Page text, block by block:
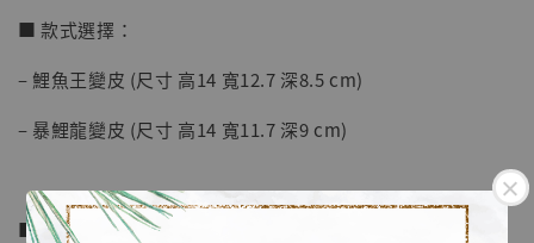
■ 款式選擇：
– 鯉魚王變皮 (尺寸 高14 寬12.7 深8.5 cm)
– 暴鯉龍變皮 (尺寸 高14 寬11.7 深9 cm)
■ 商品資訊：